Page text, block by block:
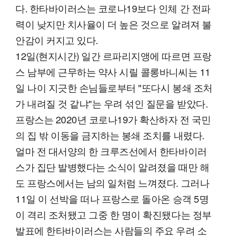
다. 한타바이러스는 코로나19보다 인체 간 전파
력이 낮지만 치사율이 더 높은 것으로 알려져 불
안감이 커지고 있다.
12일(현지시간) 일간 르파리지앵에 따르면 프랑
스 남부에 근무하는 약사 시릴 콜롱바니씨는 11
일 나이 지긋한 손님들로부터 "또다시 봉쇄 조처
가 내려질 것 같냐"는 우려 섞인 질문을 받았다.
프랑스는 2020년 코로나19가 확산하자 전 국민
의 집 밖 이동을 금지하는 봉쇄 조치를 내렸다.
얼마 전 대서양의 한 크루즈선에서 한타바이러
스가 집단 발병했다는 소식이 알려졌을 때만 해
도 프랑스에서는 남의 일처럼 느껴졌다. 그러나
11일 이 선박을 떠나 프랑스로 돌아온 승객 5명
이 격리 조처됐고 그중 한 명이 확진됐다는 정부
발표에 한타바이러스는 사람들의 주요 우려 소